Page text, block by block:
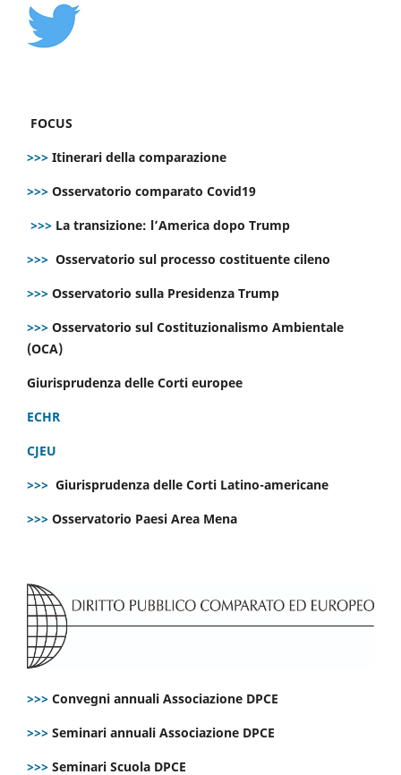
FOCUS
>>> Itinerari della comparazione
>>> Osservatorio comparato Covid19
>>> La transizione: l’America dopo Trump
>>> Osservatorio sul processo costituente cileno
>>> Osservatorio sulla Presidenza Trump
>>> Osservatorio sul Costituzionalismo Ambientale
(OCA)
Giurisprudenza delle Corti europee
ECHR
CJEU
>>> Giurisprudenza delle Corti Latino-americane
>>> Osservatorio Paesi Area Mena
>>> Convegni annuali Associazione DPCE
>>> Seminari annuali Associazione DPCE
>>> Seminari Scuola DPCE